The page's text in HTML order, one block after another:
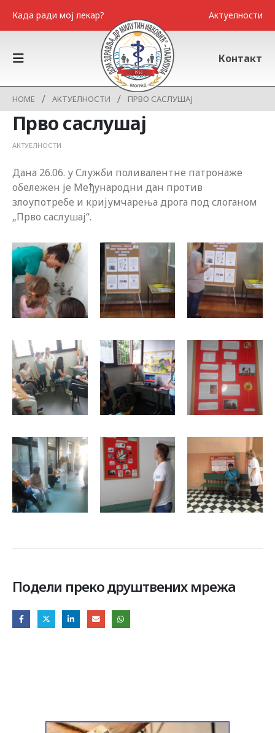
Када ради мој лекар? Актуелности
Контакт
HOME АКТУЕЛНОСТИ ПРВО САСЛУШАЈ
Прво саслушај
АКТУЕЛНОСТИ
Дана 26.06. у Служби поливалентне патронаже
обележен је Међународни дан против
злоупотребе и кријумчарења дрога под слоганом
„Прво саслушај“.
Подели преко друштвених мрежа